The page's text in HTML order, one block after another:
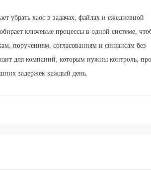
убрать хаос в задачах, файлах и ежедневной
ключевые процессы в одной системе,
поручениям, согласованиям и финансам без
для компаний, которым нужны контроль,
задержек каждый день.